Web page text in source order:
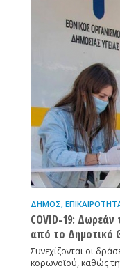
ΔΉΜΟΣ,
COVID-19:
από το Δημοτικό
Συνεχίζονται οι
κορωνοϊού, καθώς